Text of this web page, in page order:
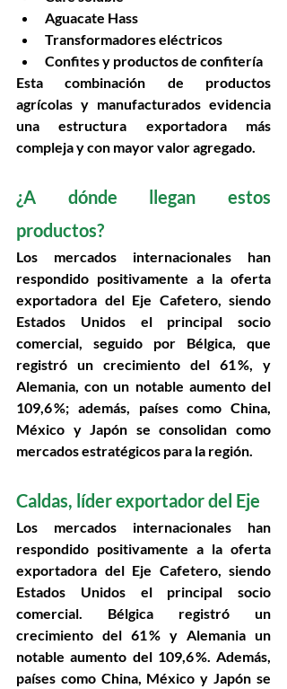
Aguacate Hass
Transformadores eléctricos
Confites y productos de confitería
Esta combinación de productos
agrícolas y manufacturados evidencia
una estructura exportadora más
compleja y con mayor valor agregado.
¿A dónde llegan estos
productos?
Los mercados internacionales han
respondido positivamente a la oferta
exportadora del Eje Cafetero, siendo
Estados Unidos el principal socio
comercial, seguido por Bélgica, que
registró un crecimiento del 61 %, y
Alemania, con un notable aumento del
109,6 %; además, países como China,
México y Japón se consolidan como
mercados estratégicos para la región.
Caldas, líder exportador del Eje
Los mercados internacionales han
respondido positivamente a la oferta
exportadora del Eje Cafetero, siendo
Estados Unidos el principal socio
comercial. Bélgica registró un
crecimiento del 61 % y Alemania un
notable aumento del 109,6 %. Además,
países como China, México y Japón se